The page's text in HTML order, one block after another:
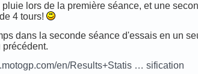
pluie lors de la première séance, et une
4 tours!
dans la seconde séance d'essais en un
en/Results+Statis … sification